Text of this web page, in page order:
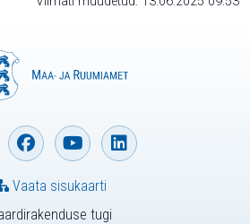
tugi
Vaata sisukaarti